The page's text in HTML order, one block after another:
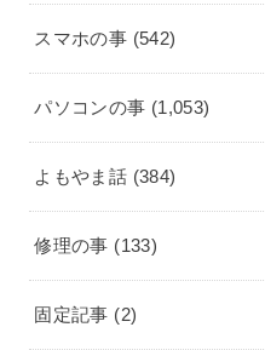
スマホの事 (542)
パソコンの事 (1,053)
よもやま話 (384)
修理の事 (133)
固定記事 (2)